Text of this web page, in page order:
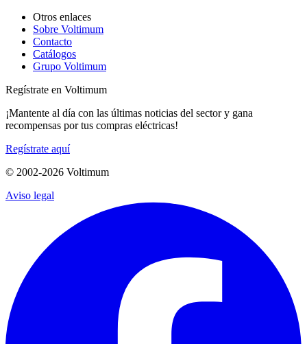
Otros enlaces
Sobre Voltimum
Contacto
Catálogos
Grupo Voltimum
Regístrate en Voltimum
¡Mantente al día con las últimas noticias del sector y gana
recompensas por tus compras eléctricas!
Regístrate aquí
© 2002-2026 Voltimum
Aviso legal